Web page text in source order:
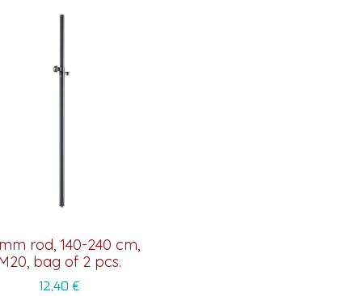
rod, 140-240 cm,
bag of 2 pcs.
12,40 €